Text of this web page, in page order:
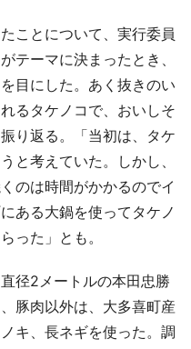
ことについて、実行委員
テーマに決まったとき、
目にした。あく抜きのい
るタケノコで、おいしそ
り返る。「当初は、タケ
と考えていた。しかし、
のは時間がかかるのでイ
ある大鍋を使ってタケノ
った」とも。
径2メートルの本田忠勝
豚肉以外は、大多喜町産
キ、長ネギを使った。調